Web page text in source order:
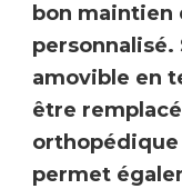
bon maintien
personnalisé.
amovible en
être
orthopédique
permet